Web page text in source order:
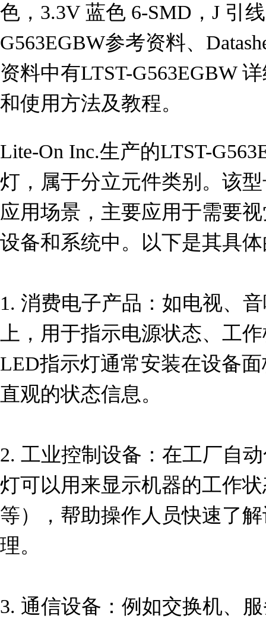
色，3.3V 蓝色 6-SMD，J 引
G563EGBW参考资料、
资料中有LTST-G563EGBW
和使用方法及教程。
Lite-On Inc.生产的LTST-
灯，属于分立元件类别。该
应用场景，主要应用于需要
设备和系统中。以下是其具
1. 消费电子产品：如电视、
上，用于指示电源状态、工
LED指示灯通常安装在设备
直观的状态信息。
2. 工业控制设备：在工厂自
灯可以用来显示机器的工作
等），帮助操作人员快速了
理。
3. 通信设备：例如交换机、